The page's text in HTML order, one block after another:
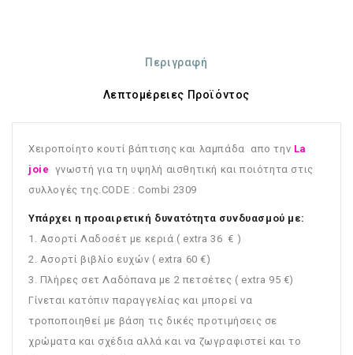
Περιγραφή
Λεπτομέρειες Προϊόντος
Χειροποίητο κουτί βάπτισης και λαμπάδα απο την La
joie γνωστή για τη υψηλή αισθητική και ποιότητα στις
συλλογές της.CODE : Combi 2309
Υπάρχει η προαιρετική δυνατότητα συνδυασμού με:
1. Ασορτί Λαδοσέτ με κεριά ( extra 36 € )
2. Ασορτί βιβλίο ευχών ( extra 60 €)
3. Πλήρες σετ Λαδόπανα με 2 πετσέτες ( extra 95 €)
Γίνεται κατόπιν παραγγελίας και μπορεί να
τροποποιηθεί με βάση τις δικές προτιμήσεις σε
χρώματα και σχέδια αλλά και να ζωγραφιστεί και το